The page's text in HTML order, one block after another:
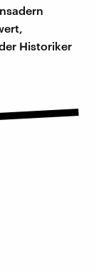
Historiker